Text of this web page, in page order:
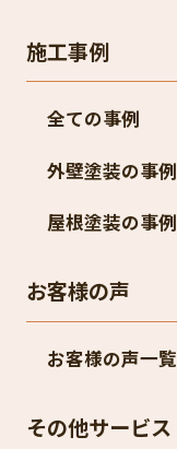
施工事例
全ての事例
外壁塗装の事例
屋根塗装の事例
お客様の声
お客様の声一覧
その他サービス